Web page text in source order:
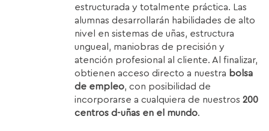
estructurada y totalmente práctica. Las
alumnas desarrollarán habilidades de alto
nivel en sistemas de uñas, estructura
ungueal, maniobras de precisión y
atención profesional al cliente. Al finalizar,
obtienen acceso directo a nuestra bolsa
de empleo, con posibilidad de
incorporarse a cualquiera de nuestros200
centros d-uñas en el mundo.